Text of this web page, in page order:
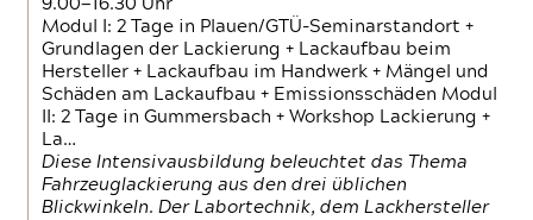
9.00—16.30 Uhr
Modul I: 2 Tage in Plauen/GTÜ-Seminarstandort +
Grundlagen der Lackierung + Lackaufbau beim
Hersteller + Lackaufbau im Handwerk + Mängel und
Schäden am Lackaufbau + Emissionsschäden Modul
II: 2 Tage in Gummersbach + Workshop Lackierung +
La…
Diese Intensivausbildung beleuchtet das Thema
Fahrzeuglackierung aus den drei üblichen
Blickwinkeln. Der Labortechnik, dem Lackhersteller